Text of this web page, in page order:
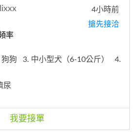
率
4小時前
搶先接洽
狗狗 3. 中小型犬（6-10公斤）
4.
尿
我要接單